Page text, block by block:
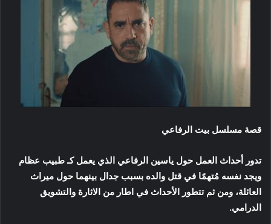
قصة مسلسل بيت الرفاعي
تدور أحداث العمل حول ياسين الرفاعي الذي يعمل كـ طبيب عظام
ويجد نفسه مُتهمًا في قتل والده بسبب جدال بينهما حول ميراث
العائلة، ومن ثم تتطور الأحداث في اطار من الاثارة والتشويق
الدرامي.